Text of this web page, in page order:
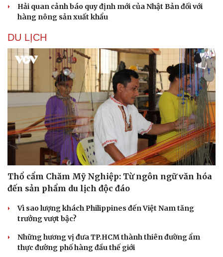
Hải quan cảnh báo quy định mới của Nhật Bản đối với
hàng nông sản xuất khẩu
DU LỊCH
Thổ cẩm Chăm Mỹ Nghiệp: Từ ngôn ngữ văn hóa
đến sản phẩm du lịch độc đáo
Vì sao lượng khách Philippines đến Việt Nam tăng
trưởng vượt bậc?
Những hương vị đưa TP.HCM thành thiên đường ẩm
thực đường phố hàng đầu thế giới